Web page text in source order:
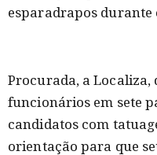
esparadrapos
Procurada, a Localiza,
funcionários em sete
candidatos com
orientação para que